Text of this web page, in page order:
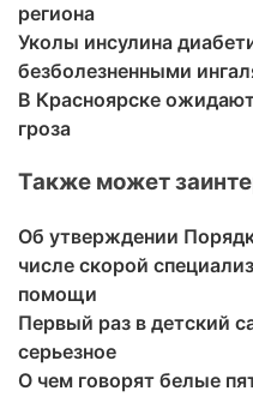
региона
Уколы инсулина
безболезненными
В Красноярске
гроза
Также может
Об утверждении
числе скорой
помощи
Первый раз в детский
серьезное
О чем говорят белые